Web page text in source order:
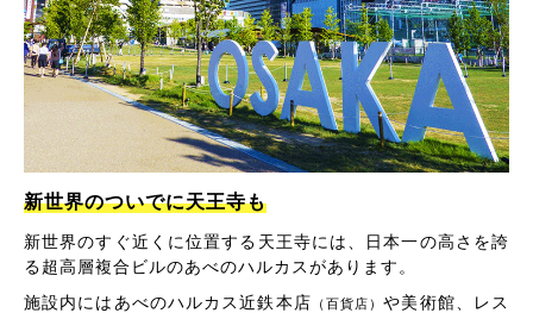
新世界のついでに天王寺も
新世界のすぐ近くに位置する天王寺には、日本一の高さを誇
る超高層複合ビルのあべのハルカスがあります。
施設内にはあべのハルカス近鉄本店 （百貨店）や美術館、レス